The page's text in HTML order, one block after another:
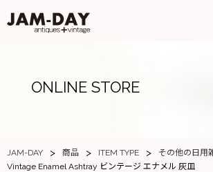
ONLINE STORE
JAM-DAY > 商品 > ITEM TYPE > その他の日用
Vintage Enamel Ashtray ビンテージ エナメル 灰皿